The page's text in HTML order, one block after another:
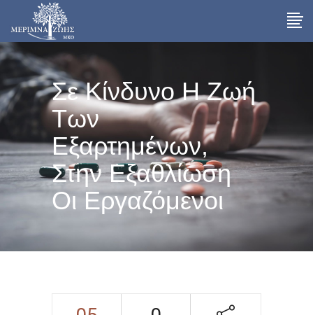
Σε Κίνδυνο Η Ζωή
Των
Εξαρτημένων,
Στην Εξαθλίωση
Οι Εργαζόμενοι